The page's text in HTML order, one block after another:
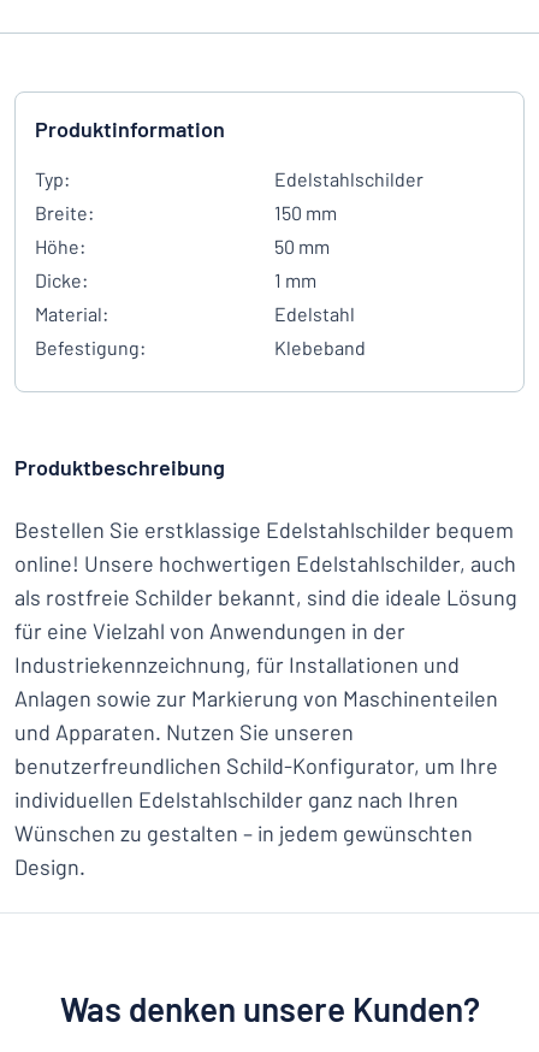
Produktinformation
Typ:
Edelstahlschilder
Breite:
150 mm
Höhe:
50 mm
Dicke:
1 mm
Material:
Edelstahl
Befestigung:
Klebeband
Produktbeschreibung
Bestellen Sie erstklassige Edelstahlschilder bequem
online! Unsere hochwertigen Edelstahlschilder, auch
als rostfreie Schilder bekannt, sind die ideale Lösung
für eine Vielzahl von Anwendungen in der
Industriekennzeichnung, für Installationen und
Anlagen sowie zur Markierung von Maschinenteilen
und Apparaten. Nutzen Sie unseren
benutzerfreundlichen Schild-Konfigurator, um Ihre
individuellen Edelstahlschilder ganz nach Ihren
Wünschen zu gestalten – in jedem gewünschten
Design.
Was denken unsere Kunden?